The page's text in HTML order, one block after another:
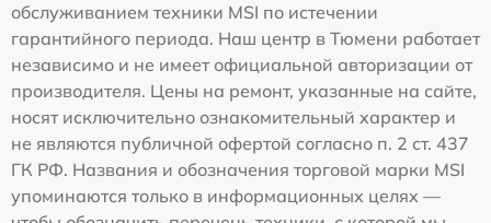
обслуживанием техники MSI по истечении
гарантийного периода. Наш центр в Тюмени работает
независимо и не имеет официальной авторизации от
производителя. Цены на ремонт, указанные на сайте,
носят исключительно ознакомительный характер и
не являются публичной офертой согласно п. 2 ст. 437
ГК РФ. Названия и обозначения торговой марки MSI
упоминаются только в информационных целях —